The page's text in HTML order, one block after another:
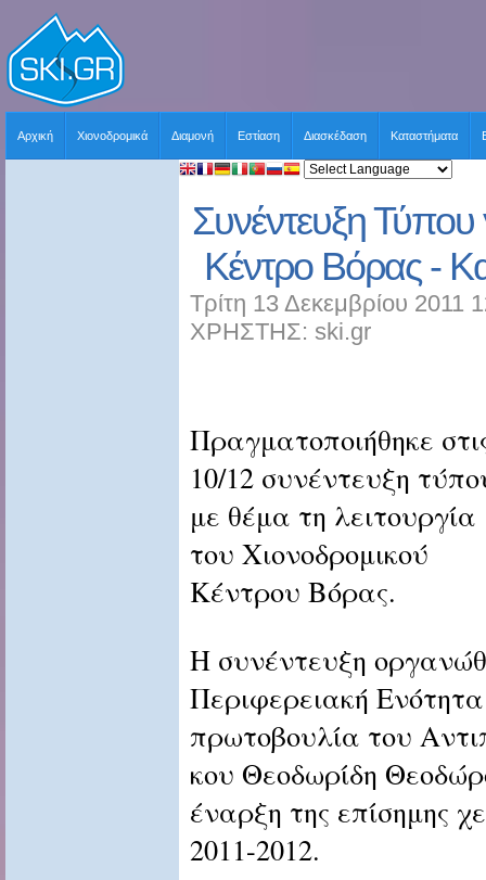
Αρχική Χιονοδρομικά Διαμονή Εστίαση Διασκέδαση Καταστήματα
Συνέντευξη Τύπου
Κέντρο Βόρας -
Τρίτη 13 Δεκεμβρίου 2011
ΧΡΗΣΤΗΣ: ski.gr
Πραγματοποιήθηκε
10/12 συνέντευξη
με θέμα τη λειτουργία
του Χιονοδρομικού
Κέντρου Βόρας.
Η συνέντευξη
Περιφερειακή
πρωτοβουλία του
κου Θεοδωρίδη
έναρξη της επίσημης
2011-2012.